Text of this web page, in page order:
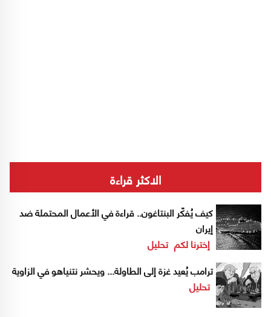
الاكثر قراءة
كيف يُفكّر البنتاغون.. قراءة في الأعمال المحتملة ضد
إيران
إخترنا لكم تحليل
ترامب يُعيد غزة إلى الطاولة... ويحشر نتنياهو في الزاوية
تحليل